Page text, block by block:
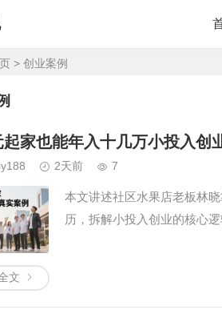
> 创业案例
起家也能年入十几万小投入创
2天前 7
本文讲述社区水果店老板林
历，拆解小投入创业的核心
文